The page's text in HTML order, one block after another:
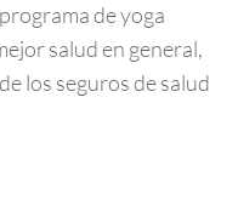
de yoga
salud en general,
los seguros de salud